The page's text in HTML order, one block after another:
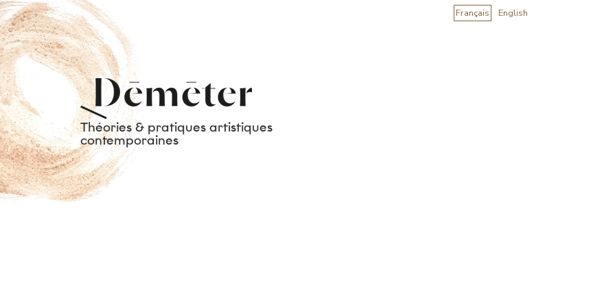
Français English
Théories & pratiques artistiques
contemporaines